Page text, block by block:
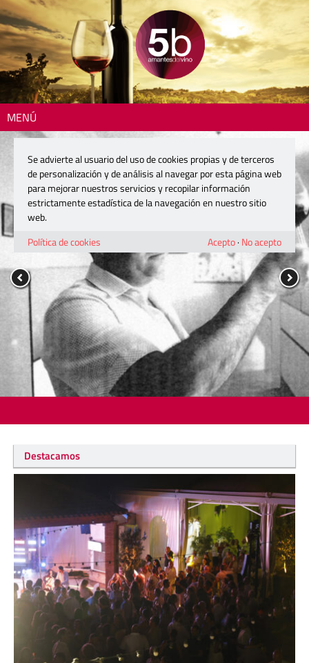
MENÚ
Destacamos
Se advierte al usuario del uso de cookies propias y de terceros
de personalización y de análisis al navegar por esta página web
para mejorar nuestros servicios y recopilar información
estrictamente estadística de la navegación en nuestro sitio
web.
Política de cookies
Acepto· No acepto